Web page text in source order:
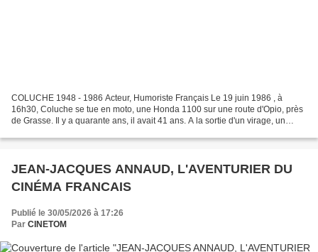
COLUCHE 1948 - 1986 Acteur, Humoriste Français Le 19 juin 1986 , à
16h30, Coluche se tue en moto, une Honda 1100 sur une route d'Opio, près
de Grasse. Il y a quarante ans, il avait 41 ans. A la sortie d'un virage, un
JEAN-JACQUES ANNAUD, L'AVENTURIER DU
CINÉMA FRANCAIS
Publié le 30/05/2026 à 17:26
Par CINETOM